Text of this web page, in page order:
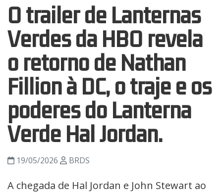
O trailer de Lanternas
Verdes da HBO revela
o retorno de Nathan
Fillion à DC, o traje e os
poderes do Lanterna
Verde Hal Jordan.
19/05/2026 BRDS
A chegada de Hal Jordan e John Stewart ao